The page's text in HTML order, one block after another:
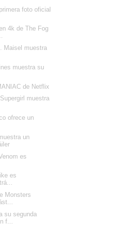
foto oficial
4k de The Fog
Maisel muestra
muestra su
de Netflix
muestra
ofrece un
un
es
es
Monsters
su segunda
f...